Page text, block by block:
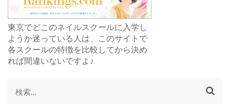
東京でどこのネイルスクールに入学し
ようか迷っている人は、このサイトで
各スクールの特徴を比較してから決め
れば間違いないですよ♪
検